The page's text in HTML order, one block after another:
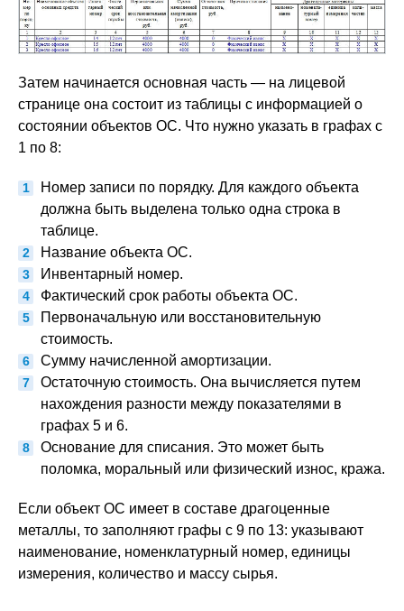
Затем начинается основная часть — на лицевой
странице она состоит из таблицы с информацией о
состоянии объектов ОС. Что нужно указать в графах с
1 по 8:
Номер записи по порядку. Для каждого объекта
должна быть выделена только одна строка в
таблице.
Название объекта ОС.
Инвентарный номер.
Фактический срок работы объекта ОС.
Первоначальную или восстановительную
стоимость.
Сумму начисленной амортизации.
Остаточную стоимость. Она вычисляется путем
нахождения разности между показателями в
графах 5 и 6.
Основание для списания. Это может быть
поломка, моральный или физический износ, кража.
Если объект ОС имеет в составе драгоценные
металлы, то заполняют графы с 9 по 13: указывают
наименование, номенклатурный номер, единицы
измерения, количество и массу сырья.